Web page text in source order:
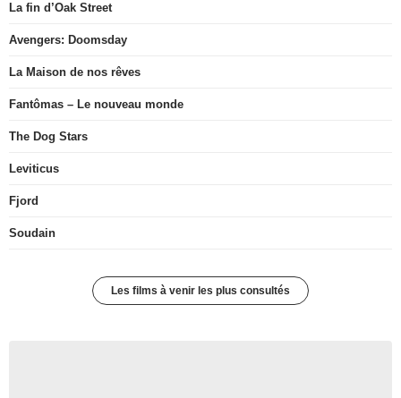
La fin d’Oak Street
Avengers: Doomsday
La Maison de nos rêves
Fantômas – Le nouveau monde
The Dog Stars
Leviticus
Fjord
Soudain
Les films à venir les plus consultés